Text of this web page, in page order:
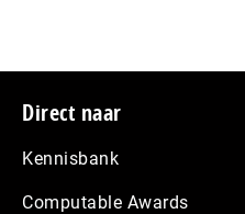
Footer
Direct naar
Kennisbank
Computable Awards